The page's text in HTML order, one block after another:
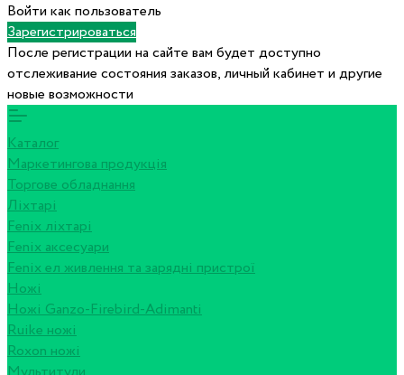
Войти как пользователь
Зарегистрироваться
После регистрации на сайте вам будет доступно
отслеживание состояния заказов, личный кабинет и другие
новые возможности
Каталог
Маркетингова продукція
Торгове обладнання
Ліхтарі
Fenix ліхтарі
Fenix аксесуари
Fenix ел живлення та зарядні пристрої
Ножі
Ножі Ganzo-Firebird-Adimanti
Ruike ножі
Roxon ножi